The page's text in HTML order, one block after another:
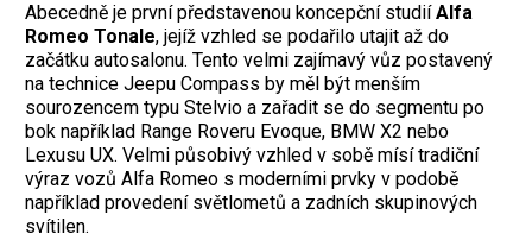
Abecedně je první představenou koncepční studiíAlfa
Romeo Tonale, jejíž vzhled se podařilo utajit až do
začátku autosalonu. Tento velmi zajímavý vůz postavený
na technice Jeepu Compass by měl být menším
sourozencem typu Stelvio a zařadit se do segmentu po
bok například Range Roveru Evoque, BMW X2 nebo
Lexusu UX. Velmi působivý vzhled v sobě mísí tradiční
výraz vozů Alfa Romeo s moderními prvky v podobě
například provedení světlometů a zadních skupinových
svítilen.